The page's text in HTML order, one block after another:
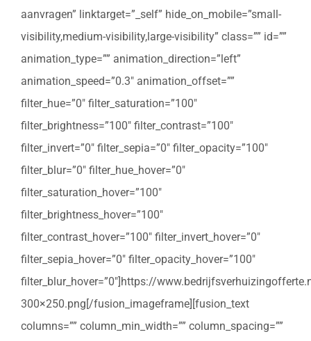
aanvragen” linktarget=”_self” hide_on_mobile=”small-
visibility,medium-visibility,large-visibility” class=”” id=””
animation_type=”” animation_direction=”left”
animation_speed=”0.3″ animation_offset=””
filter_hue=”0″ filter_saturation=”100″
filter_brightness=”100″ filter_contrast=”100″
filter_invert=”0″ filter_sepia=”0″ filter_opacity=”100″
filter_blur=”0″ filter_hue_hover=”0″
filter_saturation_hover=”100″
filter_brightness_hover=”100″
filter_contrast_hover=”100″ filter_invert_hover=”0″
filter_sepia_hover=”0″ filter_opacity_hover=”100″
filter_blur_hover=”0″]https://
300×250.png[/fusion_imageframe][fusion_text
columns=”” column_min_width=”” column_spacing=””